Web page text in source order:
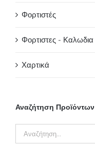
Φορτιστές
Φορτιστες - Καλωδια
Χαρτικά
Αναζήτηση Προϊόντων